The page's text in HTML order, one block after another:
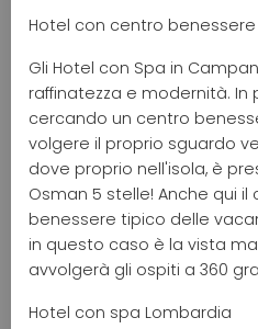
Hotel con centro
Gli Hotel con Spa in
raffinatezza e modernità.
cercando un centro
volgere il proprio sguardo
dove proprio nell'isola, è
Osman 5 stelle! Anche qui
benessere tipico delle
in questo caso è la vista
avvolgerà gli ospiti a 360
Hotel con spa Lombardia